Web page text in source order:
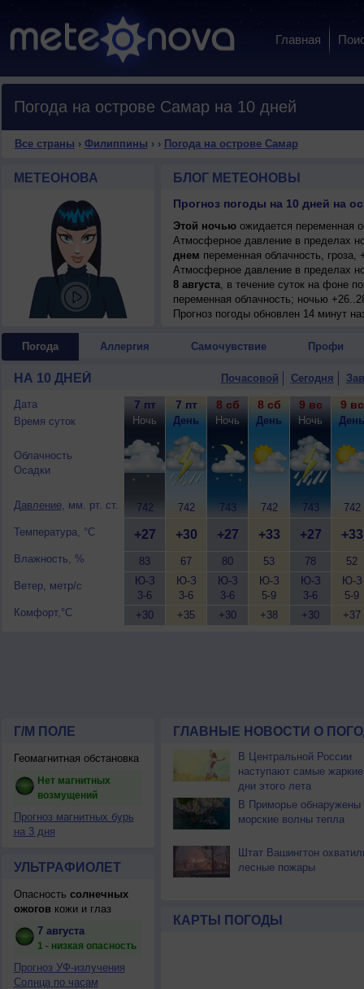
Главная
Погода на острове Самар на 10 дней
Все страны › Филиппины › › Погода на острове Самар
МЕТЕОНОВА БЛОГ МЕТЕОНОВЫ
Прогноз погоды на 10 дней на
Этой ночьюожидается переменная
Атмосферное давление в пределах
днем переменная облачность,
Атмосферное давление в пределах
8 августа, в течение суток на фоне
переменная облачность; ночью
умеренный.
переменная облачность, возможна
10 августа, ожидается переменная
ветер юго-западный, умеренный.
Прогноз погоды обновлен 14 минут
Погода Аллергия Самочувствие Профи
НА 10 ДНЕЙ Почасовой Сегодня
Дата
Время суток
Облачность
Осадки
Давление, мм. рт. ст.
Температура, °C
Влажность, %
Ветер, метр/с
Комфорт,°C
7 пт
Ночь
742
+27
83
Ю-З
3-6
+30
7 пт
День
742
+30
67
Ю-З
3-6
+35
8 сб
Ночь
743
+27
80
Ю-З
3-6
+30
8 сб
День
742
+33
53
Ю-З
5-9
+38
9 вс
Ночь
743
+27
78
Ю-З
3-6
+30
9 вс
День
742
+33
52
Ю-З
5-9
+37
Г/М ПОЛЕ
Геомагнитная обстановка
Нет магнитных
возмущений
Прогноз магнитных бурь
на 3 дня
УЛЬТРАФИОЛЕТ
Опасность солнечных
ожоговкожи и глаз
7 августа
1 - низкая опасность
Прогноз УФ-излучения
Солнца по часам
ГЛАВНЫЕ НОВОСТИ О
В Центральной России
наступают самые жаркие
дни этого лета
В Приморье обнаружены
морские волны тепла
Штат Вашингтон
лесные пожары
КАРТЫ ПОГОДЫ